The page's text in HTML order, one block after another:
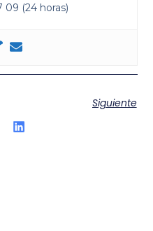
09 (24 horas)
Siguiente